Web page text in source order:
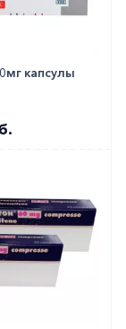
в
этого Вы
или
(бесплатно
капсулы